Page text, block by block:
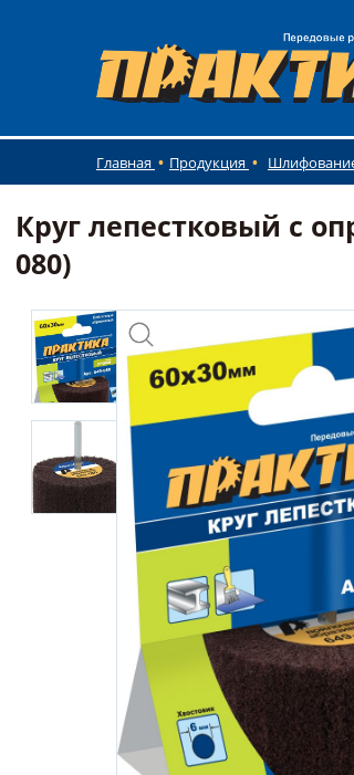
Главная Продукция
Круг лепестковый с
080)